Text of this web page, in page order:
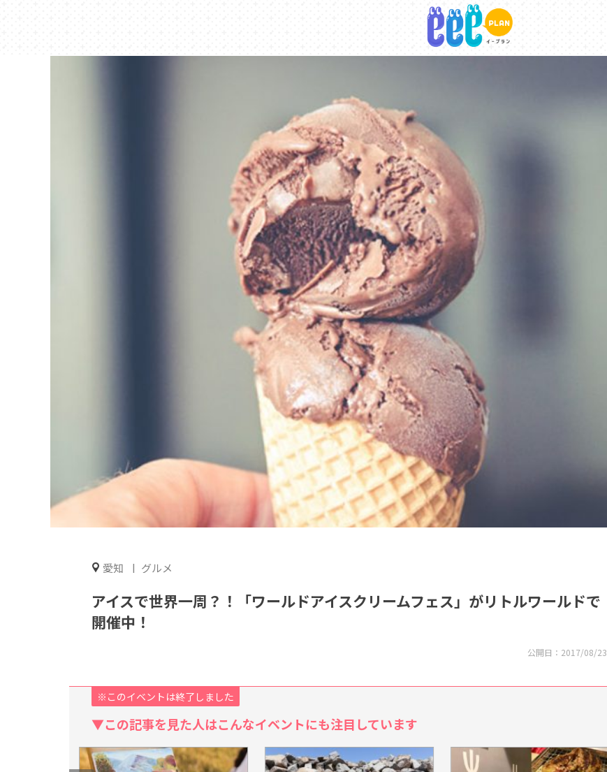
愛知 グルメ
アイスで世界一周？！「ワールドアイスクリームフェス」がリトルワールドで
開催中！
公開日： 2017/08/23
※このイベントは終了しました
▼この記事を見た人はこんなイベントにも注目しています